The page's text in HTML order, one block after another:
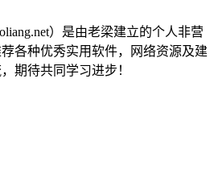
）是由老梁建立的个人非营
各种优秀实用软件，网络资源及建
期待共同学习进步！